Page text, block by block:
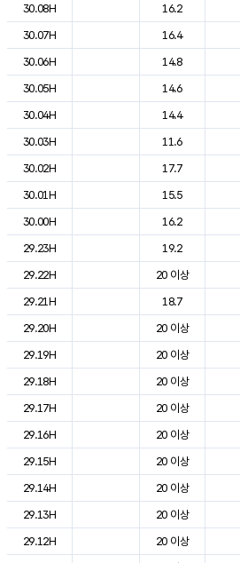
30.08H
16.2
30.07H
16.4
30.06H
14.8
30.05H
14.6
30.04H
14.4
30.03H
11.6
30.02H
17.7
30.01H
15.5
30.00H
16.2
29.23H
19.2
29.22H
20 이상
29.21H
18.7
29.20H
20 이상
29.19H
20 이상
29.18H
20 이상
29.17H
20 이상
29.16H
20 이상
29.15H
20 이상
29.14H
20 이상
29.13H
20 이상
29.12H
20 이상